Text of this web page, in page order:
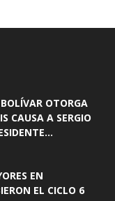
OTORGA
CAUSA A SERGIO
EN
EL CICLO 6